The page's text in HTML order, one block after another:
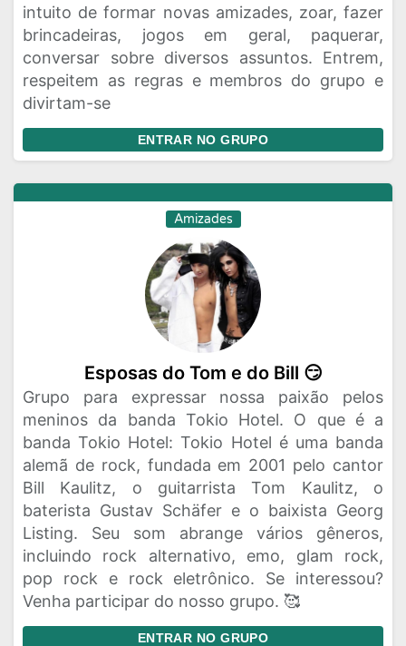
intuito de formar novas amizades, zoar, fazer
brincadeiras, jogos em geral, paquerar,
conversar sobre diversos assuntos. Entrem,
respeitem as regras e membros do grupo e
divirtam-se
ENTRAR NO GRUPO
Amizades
Esposas do Tom e do Bill 😏
Grupo para expressar nossa paixão pelos
meninos da banda Tokio Hotel. O que é a
banda Tokio Hotel: Tokio Hotel é uma banda
alemã de rock, fundada em 2001 pelo cantor
Bill Kaulitz, o guitarrista Tom Kaulitz, o
baterista Gustav Schäfer e o baixista Georg
Listing. Seu som abrange vários gêneros,
incluindo rock alternativo, emo, glam rock,
pop rock e rock eletrônico. Se interessou?
Venha participar do nosso grupo. 🥰
ENTRAR NO GRUPO